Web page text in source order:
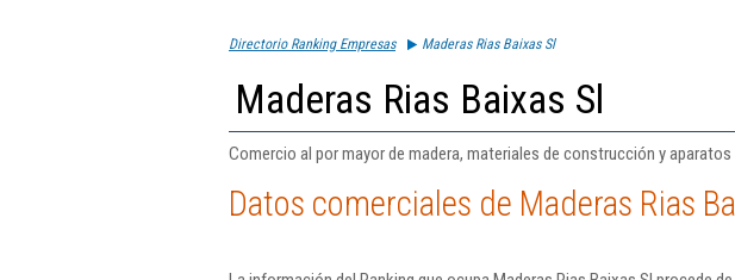
Directorio Ranking Empresas Maderas Rias Baixas Sl
Maderas Rias Baixas Sl
Comercio al por mayor de madera, materiales de construcción y
Datos comerciales de Maderas Rias